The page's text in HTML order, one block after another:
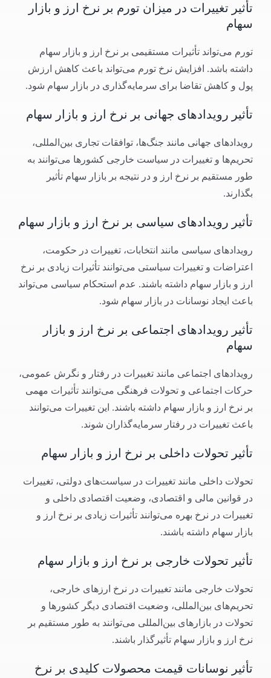
تأثیر تغییرات در میزان تورم بر نرخ ارز و بازار
سهام
تورم می‌تواند تأثیرات مستقیمی بر نرخ ارز و بازار سهام
داشته باشد. افزایش نرخ تورم می‌تواند باعث کاهش ارزش
پول و کاهش تقاضا برای سرمایه‌گذاری در بازار سهام شود.
تأثیر رویدادهای جهانی بر نرخ ارز و بازار سهام
رویدادهای جهانی مانند جنگ‌ها، توافقات تجاری بین‌المللی،
تحریم‌ها و تغییرات در سیاست خارجی کشورها می‌توانند به
طور مستقیم بر نرخ ارز و در نتیجه بر بازار سهام تأثیر
بگذارند.
تأثیر رویدادهای سیاسی بر نرخ ارز و بازار سهام
رویدادهای سیاسی مانند انتخابات، تغییرات در حکومت،
اعتراضات و تغییرات سیاستی می‌توانند تأثیرات زیادی بر نرخ
ارز و بازار سهام داشته باشند. عدم استحکام سیاسی می‌تواند
باعث ایجاد نوسانات در بازار سهام شود.
تأثیر رویدادهای اجتماعی بر نرخ ارز و بازار
سهام
رویدادهای اجتماعی مانند تغییرات در رفتار و نگرش عمومی،
حرکات اجتماعی و تحولات فرهنگی می‌توانند تأثیرات مهمی
بر نرخ ارز و بازار سهام داشته باشند. این تغییرات می‌توانند
باعث تغییرات در رفتار سرمایه‌گذاران شوند.
تأثیر تحولات داخلی بر نرخ ارز و بازار سهام
تحولات داخلی مانند تغییرات در سیاست‌های دولتی، تغییرات
در قوانین مالی و اقتصادی، وضعیت اقتصادی داخلی و
تغییرات در نرخ بهره می‌توانند تأثیرات زیادی بر نرخ ارز و
بازار سهام داشته باشند.
تأثیر تحولات خارجی بر نرخ ارز و بازار سهام
تحولات خارجی مانند تغییرات در نرخ ارزهای خارجی،
تحریم‌های بین‌المللی، وضعیت اقتصادی دیگر کشورها و
تحولات در بازارهای بین‌المللی می‌توانند به طور مستقیم بر
نرخ ارز و بازار سهام تأثیرگذار باشند.
تأثیر نوسانات قیمت محصولات کلیدی بر نرخ